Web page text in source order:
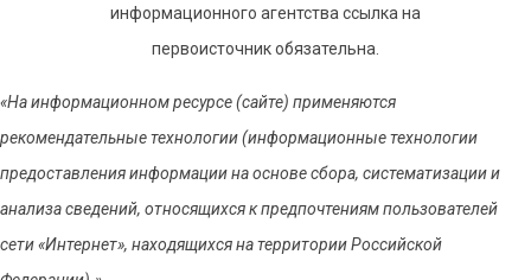
информационного агентства ссылка на
первоисточник обязательна.
«На информационном ресурсе (сайте) применяются
рекомендательные технологии (информационные технологии
предоставления информации на основе сбора, систематизации и
анализа сведений, относящихся к предпочтениям пользователей
сети «Интернет», находящихся на территории Российской